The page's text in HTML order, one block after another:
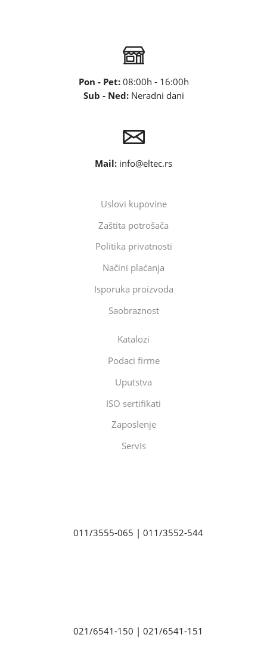
Pon - Pet:08:00h - 16:00h
Sub - Ned:Neradni dani
Mail: info@eltec.rs
Uslovi kupovine
Zaštita potrošača
Politika privatnosti
Načini plaćanja
Isporuka proizvoda
Saobraznost
Katalozi
Podaci firme
Uputstva
ISO sertifikati
Zaposlenje
Servis
011/3555-065 | 011/3552-544
021/6541-150 | 021/6541-151